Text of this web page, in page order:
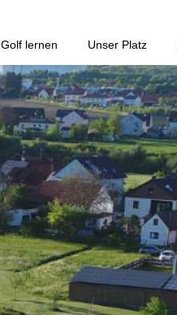
Golf lernen Unser Platz